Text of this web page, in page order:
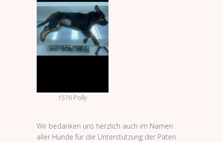
1576 Polly
Wir bedanken uns herzlich auch im Namen
aller Hunde für die Unterstützung der Paten.